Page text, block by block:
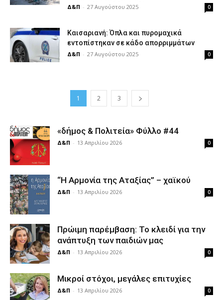
Δ&Π - 27 Αυγούστου 2025 0
Καισαριανή: Όπλα και πυρομαχικά
εντοπίστηκαν σε κάδο απορριμμάτων
Δ&Π - 27 Αυγούστου 2025 0
1 2 3
«δήμος & Πολιτεία» Φύλλο #44
Δ&Π - 13 Απριλίου 2026 0
“Η Αρμονία της Αταξίας” – χαϊκού
Δ&Π - 13 Απριλίου 2026 0
Πρώιμη παρέμβαση: Το κλειδί για την
ανάπτυξη των παιδιών µας
Δ&Π - 13 Απριλίου 2026 0
Μικροί στόχοι, μεγάλες επιτυχίες
Δ&Π - 13 Απριλίου 2026 0